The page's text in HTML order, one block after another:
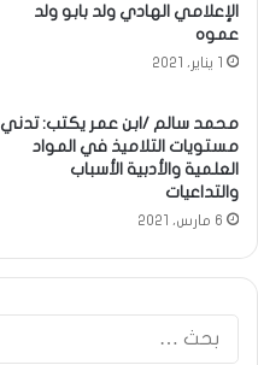
الإعلامي الهادي ولد بابو ولد
عموه
1 يناير، 2021
محمد سالم /ابن عمر يكتب: تدني
مستويات التلاميذ في المواد
العلمية والأدبية الأسباب
والتداعيات
6 مارس، 2021